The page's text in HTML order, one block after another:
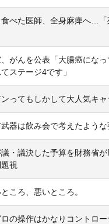
食べた医師、全身麻痺へ…
がんを公表「大腸癌になっ
ステージ4です」
ンってもしかして大人気キ
武器は飲み会で考えたような
・議決した予算を財務省
視
ころ、悪いところ。
ロの操作はかなりコントロ